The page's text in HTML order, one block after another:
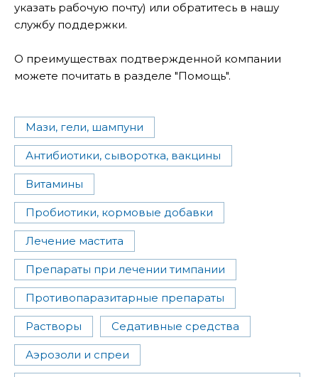
указать рабочую почту) или обратитесь в нашу
службу поддержки.
О преимуществах подтвержденной компании
можете почитать в разделе "Помощь".
Мази, гели, шампуни
Антибиотики, сыворотка, вакцины
Витамины
Пробиотики, кормовые добавки
Лечение мастита
Препараты при лечении тимпании
Противопаразитарные препараты
Растворы Седативные средства
Аэрозоли и спреи